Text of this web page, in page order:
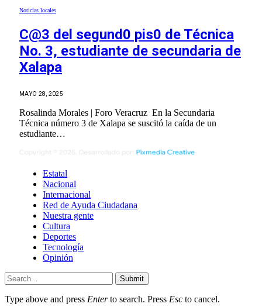
Noticias locales
C@3 del segund0 pis0 de Técnica
No. 3, estudiante de secundaria de
Xalapa
MAYO 28, 2025
Rosalinda Morales | Foro Veracruz En la Secundaria
Técnica número 3 de Xalapa se suscitó la caída de un
estudiante…
Estatal
Nacional
Internacional
Red de Ayuda Ciudadana
Nuestra gente
Cultura
Deportes
Tecnología
Opinión
Submit
Type above and press Enterto search. Press Esc to cancel.